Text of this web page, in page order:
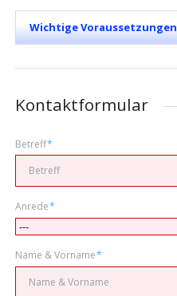
Wichtige Voraussetzungen
Kontaktformular
Pflichtfeld
Betreff*
Pflichtfeld
Anrede*
Pflichtfeld
Name & Vorname*